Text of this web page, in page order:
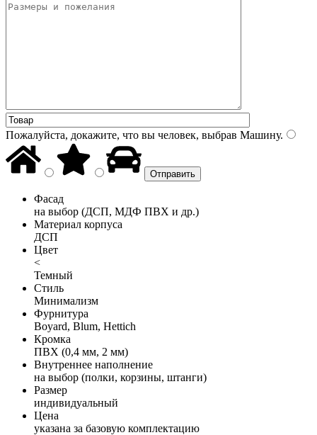
Пожалуйста, докажите, что вы человек, выбрав Машину.
Фасад
на выбор (ДСП, МДФ ПВХ и др.)
Материал корпуса
ДСП
Цвет
<
Темный
Стиль
Минимализм
Фурнитура
Boyard, Blum, Hettich
Кромка
ПВХ (0,4 мм, 2 мм)
Внутреннее наполнение
на выбор (полки, корзины, штанги)
Размер
индивидуальный
Цена
указана за базовую комплектацию